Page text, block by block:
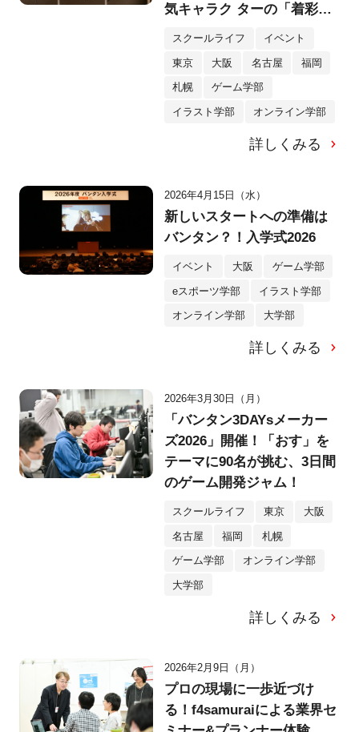
気キャラク ターの「着彩」
を体験！
スクールライフ イベント
東京 大阪 名古屋 福岡
札幌 ゲーム学部
イラスト学部 オンライン学部
詳しくみる
2026年4月15日（水）
新しいスタートへの準備は
バンタン？！入学式2026
イベント 大阪 ゲーム学部
eスポーツ学部 イラスト学部
オンライン学部 大学部
詳しくみる
2026年3月30日（月）
「バンタン3DAYsメーカー
ズ2026」開催！「おす」を
テーマに90名が挑む、3日間
のゲーム開発ジャム！
スクールライフ 東京 大阪
名古屋 福岡 札幌
ゲーム学部 オンライン学部
大学部
詳しくみる
2026年2月9日（月）
プロの現場に一歩近づけ
る！f4samuraiによる業界セ